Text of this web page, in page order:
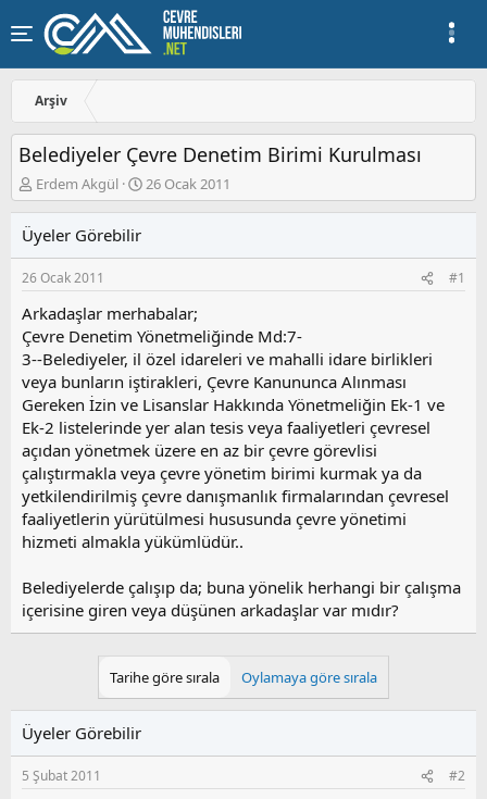
Arşiv
Belediyeler Çevre Denetim Birimi Kurulması
K
o
u
y
u
a
ş
l
a
t
a
n
Erdem Akgül
B
a
a
ı
ç
t
a
r
i
h
i
26 Ocak 2011
Üyeler Görebilir
26 Ocak 2011 #1
Arkadaşlar merhabalar;
Çevre Denetim Yönetmeliğinde Md:7-
3--Belediyeler, il özel idareleri ve mahalli idare birlikleri
veya bunların iştirakleri, Çevre Kanununca Alınması
Gereken İzin ve Lisanslar Hakkında Yönetmeliğin Ek-1 ve
Ek-2 listelerinde yer alan tesis veya faaliyetleri çevresel
açıdan yönetmek üzere en az bir çevre görevlisi
çalıştırmakla veya çevre yönetim birimi kurmak ya da
yetkilendirilmiş çevre danışmanlık firmalarından çevresel
faaliyetlerin yürütülmesi hususunda çevre yönetimi
hizmeti almakla yükümlüdür..
Belediyelerde çalışıp da; buna yönelik herhangi bir çalışma
içerisine giren veya düşünen arkadaşlar var mıdır?
Tarihe göre sırala Oylamaya göre sırala
Üyeler Görebilir
5 Şubat 2011 #2